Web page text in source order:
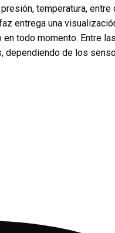
temperatura, entre
entrega una
todo momento. Entre
dependiendo de los